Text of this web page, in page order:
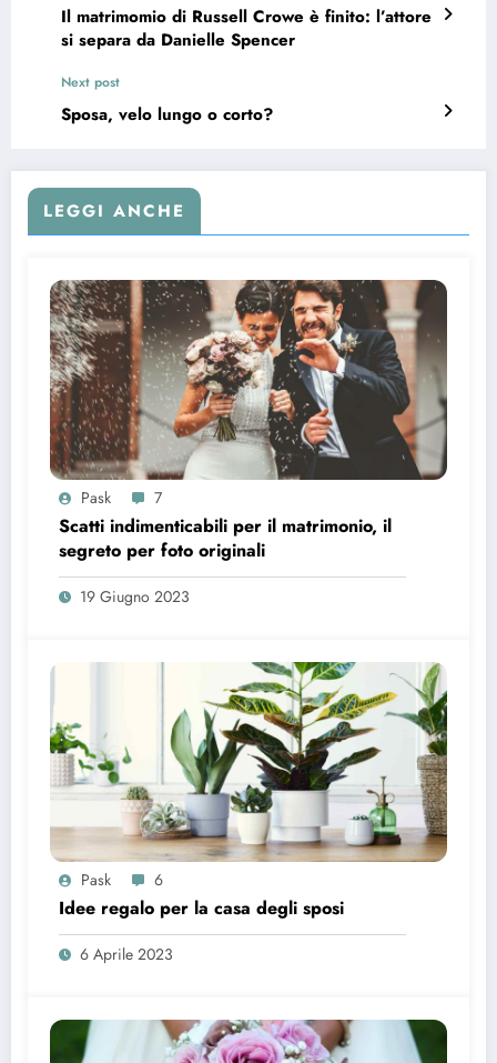
Il matrimomio di Russell Crowe è finito: l’attore
si separa da Danielle Spencer
Next post
Sposa, velo lungo o corto?
LEGGI ANCHE
Pask 7
Scatti indimenticabili per il matrimonio, il
segreto per foto originali
19 Giugno 2023
Pask 6
Idee regalo per la casa degli sposi
6 Aprile 2023